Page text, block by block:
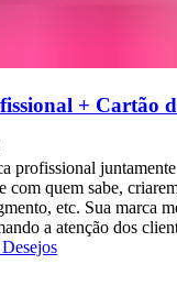
+ Cartão
profissional
com quem sabe,
etc. Sua marca
a atenção dos